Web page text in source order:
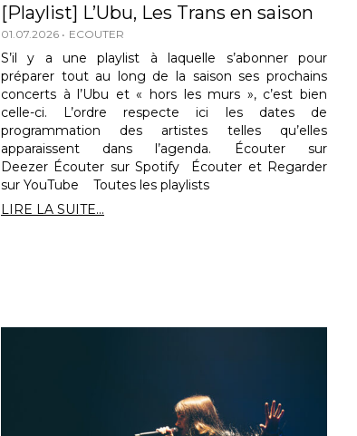
[Playlist] L’Ubu, Les Trans en saison
01.07.2026 ECOUTER
S’il y a une playlist à laquelle s’abonner pour
préparer tout au long de la saison ses prochains
concerts à l’Ubu et « hors les murs », c’est bien
celle-ci. L’ordre respecte ici les dates de
programmation des artistes telles qu’elles
apparaissent dans l’agenda. Écouter sur
Deezer Écouter sur Spotify Écouter et Regarder
sur YouTube Toutes les playlists
LIRE LA SUITE...